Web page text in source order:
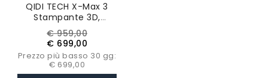
QIDI TECH X-Max 3
Stampante 3D,
Livellamento
Automatico, Velocità Di
Stampa 600 Mm/s,
Scheda HF, 325*325*315
Mm
Prezzo
base
€ 959,00Prezzo
€ 699,00
Prezzo più basso 30 gg:
€ 699,00